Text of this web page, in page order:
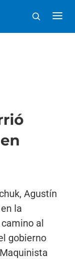
Agustín
la
al
gobierno